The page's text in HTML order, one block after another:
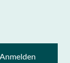
Anmelden